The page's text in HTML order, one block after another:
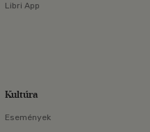
Libri App
Kultúra
Események